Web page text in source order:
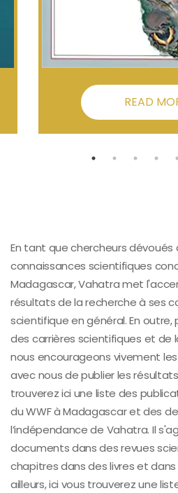
READ
En tant que chercheurs
connaissances scientifiques
Madagascar, Vahatra met
résultats de la recherche à ses
scientifique en général. En
des carrières scientifiques et de
nous encourageons vivement
avec nous de publier les
trouverez ici une liste des
du WWF à Madagascar et des
l’indépendance de Vahatra. Il
documents dans des revues
chapitres dans des livres et
ailleurs, ici vous trouverez une